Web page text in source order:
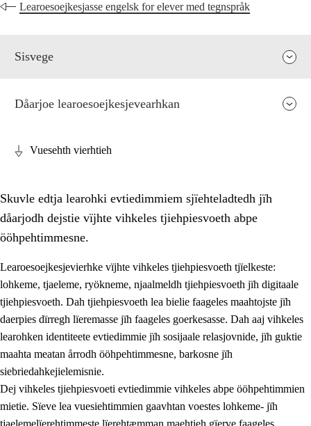
Learoesoejkesjasse engelsk for elever med tegnspråk
Sisvege
2. Lïeremen, evtiedimmien jïh skearkagimmien prinsihph
2.1 Sosijaale lïereme jïh evtiedimmie
2.2 Maahtoe faagine
2.3 Vihkeles tjiehpiesvoeth
2.4 Lïeredh lïeredh
Dåaresthfaageles teemah
Dåarjoe learoesoejkesjevearhkan
Vuesehth vierhtieh
Skuvle edtja learohki evtiedimmiem sjïehteladtedh jïh
dåarjodh dejstie vïjhte vihkeles tjiehpiesvoeth abpe
ööhpehtimmesne.
Learoesoejkesjevierhke vïjhte vihkeles tjiehpiesvoeth tjïelkeste:
lohkeme, tjaeleme, ryökneme, njaalmeldh tjiehpiesvoeth jïh digitaale
tjiehpiesvoeth. Dah tjiehpiesvoeth lea bielie faageles maahtojste jïh
daerpies dïrregh lïeremasse jïh faageles goerkesasse. Dah aaj vihkeles
learohken identiteete evtiedimmie jïh sosijaale relasjovnide, jïh guktie
maahta meatan årrodh ööhpehtimmesne, barkosne jïh
siebriedahkejielemisnie.
Dej vihkeles tjiehpiesvoeti evtiedimmie vihkeles abpe ööhpehtimmien
mietie. Sïeve lea vuesiehtimmien gaavhtan voestes lohkeme- jïh